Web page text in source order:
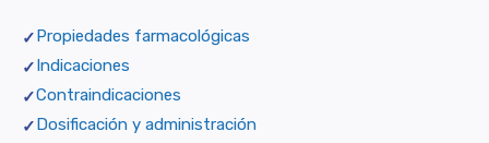
Propiedades farmacológicas
Indicaciones
Contraindicaciones
Dosificación y administración